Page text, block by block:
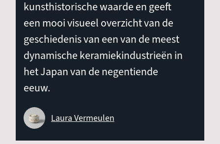
kunsthistorische waarde en geeft
een mooi visueel overzicht van de
geschiedenis van een van de meest
dynamische keramiekindustrieën in
het Japan van de negentiende
eeuw.
Laura Vermeulen